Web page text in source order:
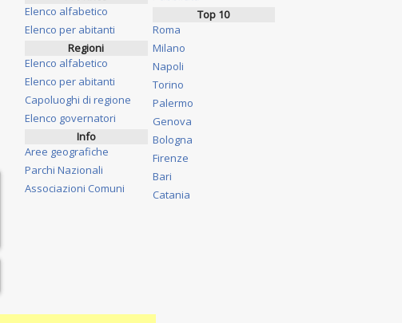
Elenco alfabetico
Elenco per abitanti
Regioni
Elenco alfabetico
Elenco per abitanti
Capoluoghi di regione
Elenco governatori
Info
Aree geografiche
Parchi Nazionali
Associazioni Comuni
Top 10
Roma
Milano
Napoli
Torino
Palermo
Genova
Bologna
Firenze
Bari
Catania